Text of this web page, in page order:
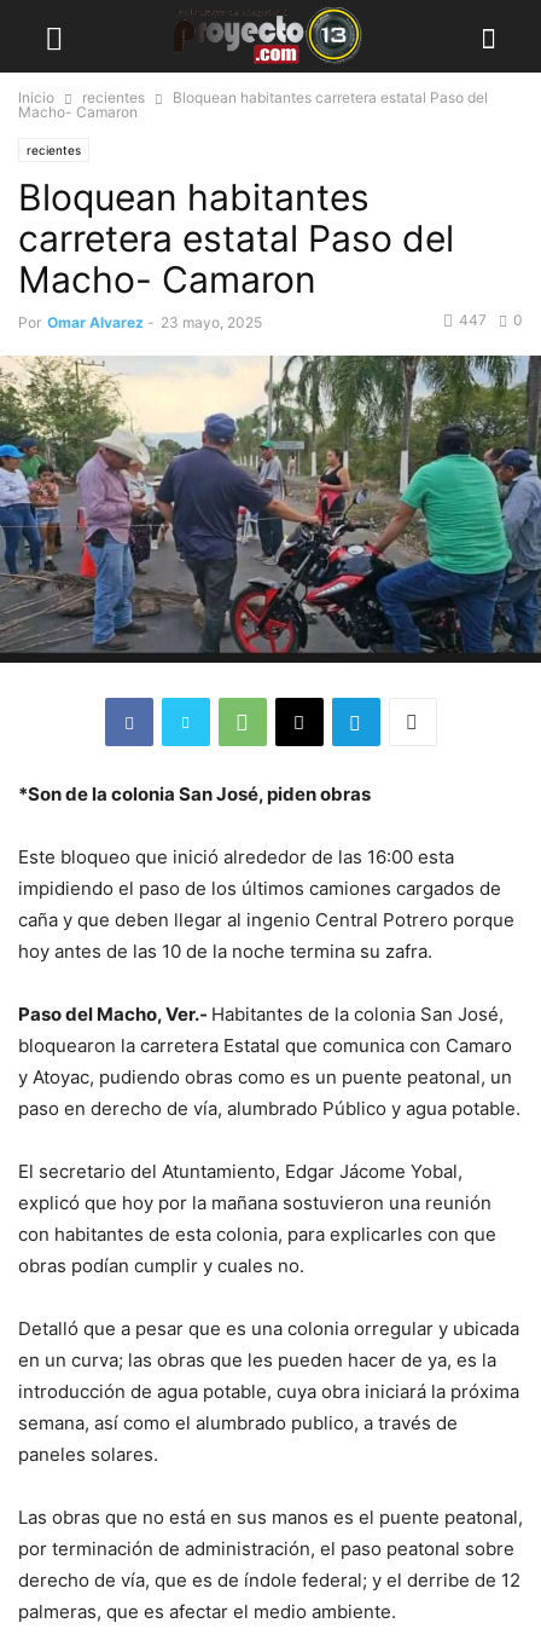
Inicio recientes
Bloquean habitantes carretera estatal Paso del
Macho- Camaron
recientes
Bloquean habitantes
carretera estatal Paso del
Macho- Camaron
Por Omar Alvarez - 23 mayo, 2025 0
447
*Son de la colonia San José, piden obras
Este bloqueo que inició alrededor de las 16:00 esta
impidiendo el paso de los últimos camiones cargados de
caña y que deben llegar al ingenio Central Potrero porque
hoy antes de las 10 de la noche termina su zafra.
Paso del Macho, Ver.- Habitantes de la colonia San José,
bloquearon la carretera Estatal que comunica con Camaro
y Atoyac, pudiendo obras como es un puente peatonal, un
paso en derecho de vía, alumbrado Público y agua potable.
El secretario del Atuntamiento, Edgar Jácome Yobal,
explicó que hoy por la mañana sostuvieron una reunión
con habitantes de esta colonia, para explicarles con que
obras podían cumplir y cuales no.
Detalló que a pesar que es una colonia orregular y ubicada
en un curva; las obras que les pueden hacer de ya, es la
introducción de agua potable, cuya obra iniciará la próxima
semana, así como el alumbrado publico, a través de
paneles solares.
Las obras que no está en sus manos es el puente peatonal,
por terminación de administración, el paso peatonal sobre
derecho de vía, que es de índole federal; y el derribe de 12
palmeras, que es afectar el medio ambiente.